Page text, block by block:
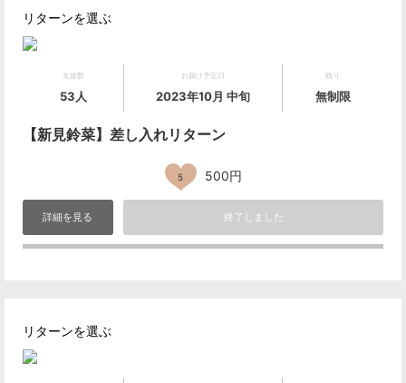
リターンを選ぶ
支援数
53人
お届け予定日
2023年10月 中旬
残り
無制限
【新見鈴菜】差し入れリターン
5 500円
詳細を見る 終了しました
リターンを選ぶ